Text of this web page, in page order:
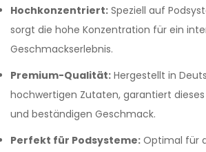
Hochkonzentriert: Speziell auf
sorgt die hohe Konzentration für ein
Geschmackserlebnis.
Premium-Qualität: Hergestellt in
hochwertigen Zutaten, garantiert dieses
und beständigen Geschmack.
Perfekt für Podsysteme: Optimal für